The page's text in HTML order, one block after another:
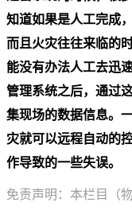
知道如果是人工完成
而且火灾往往来临的
能没有办法人工去迅
管理系统之后，通过
集现场的数据信息。
灾就可以远程自动的
作导致的一些失误。
免责声明：本栏目（